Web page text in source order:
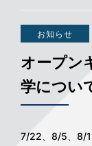
お知らせ
オープン
学につい
7/22、8/5、8/